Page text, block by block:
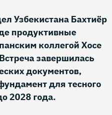
Узбекистана Бахтиёр
продуктивные
коллегой Хосе
завершилась
документов,
для тесного
2028 года.